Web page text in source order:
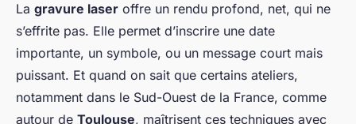
La gravure laser offre un rendu profond, net, qui ne
s’effrite pas. Elle permet d’inscrire une date
importante, un symbole, ou un message court mais
puissant. Et quand on sait que certains ateliers,
notamment dans le Sud-Ouest de la France, comme
autour de Toulouse, maîtrisent ces techniques avec